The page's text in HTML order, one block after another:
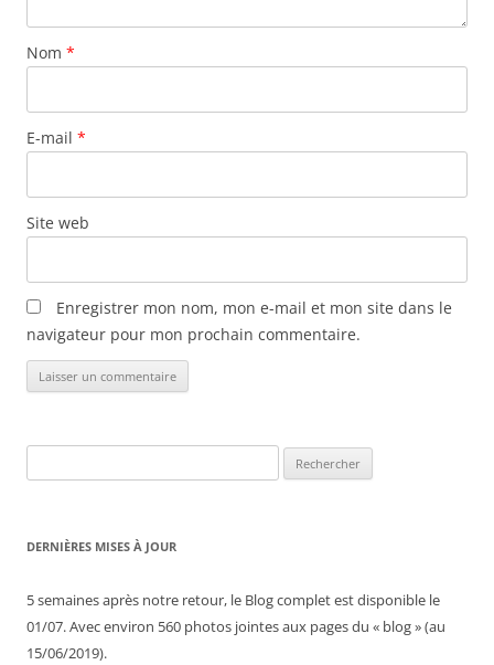
Nom *
E-mail *
Site web
Enregistrer mon nom, mon e-mail et mon site dans le
navigateur pour mon prochain commentaire.
DERNIÈRES MISES À JOUR
5 semaines après notre retour, le Blog complet est disponible le
01/07. Avec environ 560 photos jointes aux pages du « blog » (au
15/06/2019).